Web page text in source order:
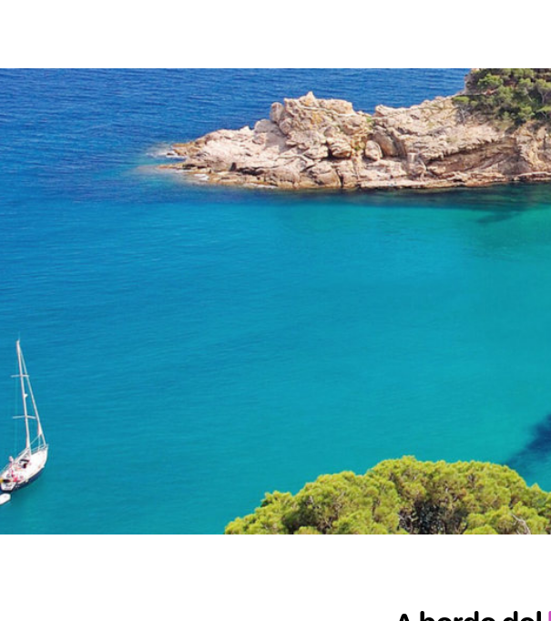
Navega a vela en este paraíso mediterráneo